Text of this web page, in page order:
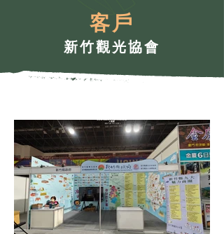
客戶
新竹觀光協會